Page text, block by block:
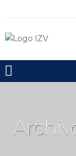
Toggle